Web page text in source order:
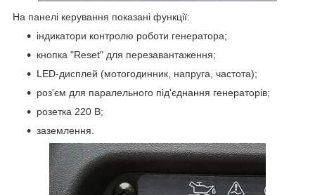
На панелі керування показані функції:
індикатори контролю роботи генератора;
кнопка "Reset" для перезавантаження;
LED-дисплей (мотогодинник, напруга, частота);
роз'єм для паралельного під'єднання генераторів;
розетка 220 В;
заземлення.